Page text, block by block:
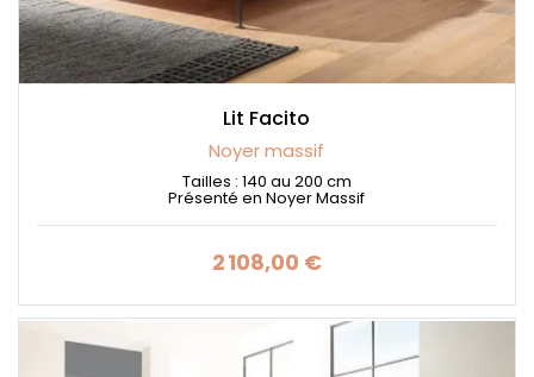
durableet parfaitement adapté à un usage
quotidien.
Lit Facito
Noyer massif
Tailles : 140 au 200 cm
Présenté en Noyer Massif
Prix
2 108,00 €